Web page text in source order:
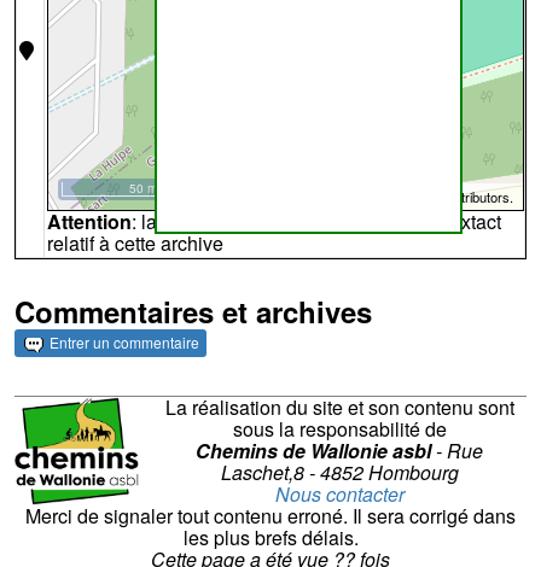
contributors.
50 m
Attention: la carte peut ne pas refléter l'endroit extact
relatif à cette archive
Commentaires et archives
Entrer un commentaire
La réalisation du site et son contenu sont
sous la responsabilité de
Chemins de Wallonie asbl- Rue
Laschet,8 - 4852 Hombourg
Nous contacter
Merci de signaler tout contenu erroné. Il sera corrigé dans
les plus brefs délais.
Cette page a été vue ??fois